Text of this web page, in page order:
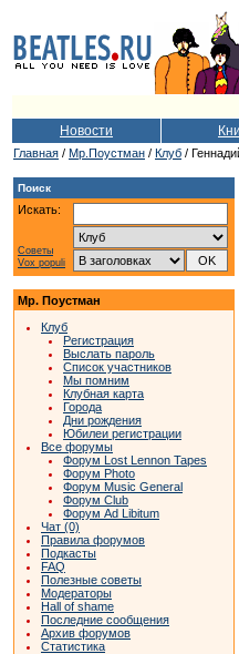
Новости
Главная / Мр.Поустман / Клуб /
Поиск
Искать:
Советы
Vox populi
Мр. Поустман
Клуб
Регистрация
Выслать пароль
Список участников
Мы помним
Клубная карта
Города
Дни рождения
Юбилеи регистрации
Все форумы
Форум Lost Lennon Tapes
Форум Photo
Форум Music General
Форум Club
Форум Ad Libitum
Чат (0)
Правила форумов
Подкасты
FAQ
Полезные советы
Модераторы
Hall of shame
Последние сообщения
Архив форумов
Статистика